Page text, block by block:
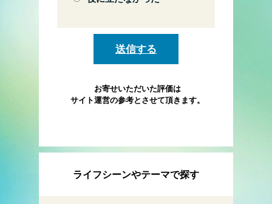
お寄せいただいた評価は
サイト運営の参考とさせて頂きます。
ライフシーンやテーマで探す